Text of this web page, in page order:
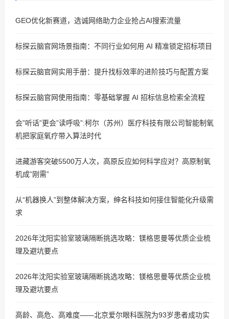
GEO优化新赛道，选诚网络助力企业抢占AI搜索流量
标探云脑官网场景指南：不同行业如何用 AI 精准锁定招标项目
标探云脑官网实用手册：提升找标效率的进阶技巧与配置方案
标探云脑官网使用指南：零基础掌握 AI 招标信息检索全流程
会”听话”更会”读呼吸”:柯尔（苏州）医疗科技有限公司智能制氧
机把家庭氧疗带入算法时代
进藏游客突破5500万人次，高原反应如何科学应对？高原制氧
机成”刚需”
从“机器换人”到整体解决方案，绅名科技如何接住智能化升级需
求
2026年沈阳实验室玻璃隔断挑选攻略：镁格思曼等优质企业梳
理及避坑要点
2026年沈阳实验室玻璃隔断挑选攻略：镁格思曼等优质企业梳
理及避坑要点
高龄、高危、高难度——北京爱尔眼科医院为93岁患者成功实